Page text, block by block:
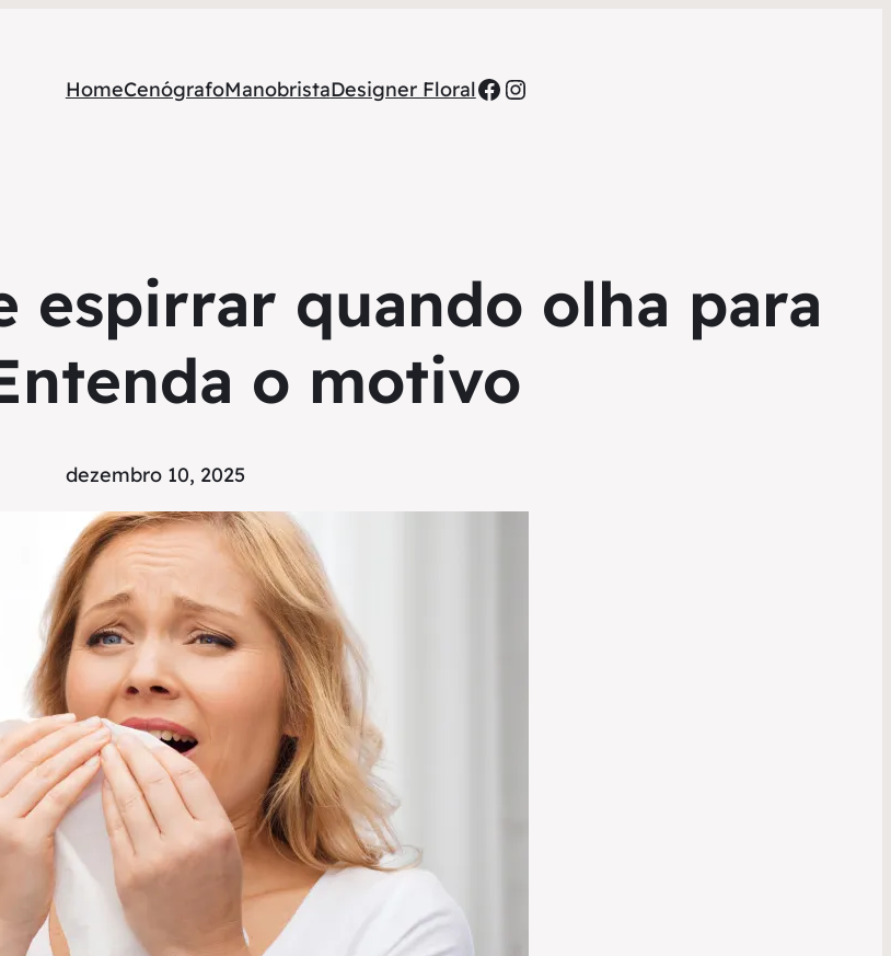
HomeCenógrafoManobristaDesigner FloralFacebook
Instagram
espirrar quando olha para
o motivo
dezembro 10, 2025